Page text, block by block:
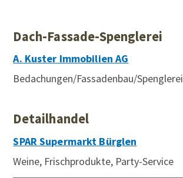
Dach-Fassade-Spenglerei
A. Kuster Immobilien AG
Bedachungen/Fassadenbau/Spenglerei
Detailhandel
SPAR Supermarkt Bürglen
Weine, Frischprodukte, Party-Service